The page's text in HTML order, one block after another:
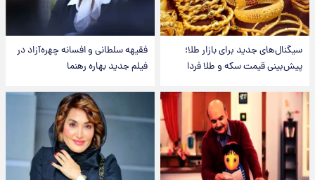
سیگنال‌های جدید برای بازار طلا؛
پیش‌بینی قیمت سکه و طلا فردا
فقیهه سلطانی و افسانه چهره‌آزاد در
فیلم جدید بهاره رهنما